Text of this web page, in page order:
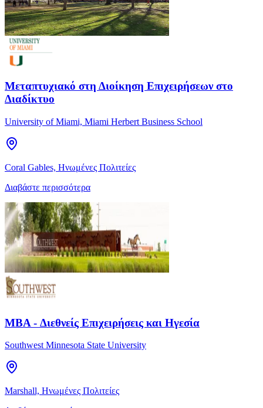
Μεταπτυχιακό στη Διοίκηση Επιχειρήσεων στο
Διαδίκτυο
University of Miami, Miami Herbert Business School
Coral Gables, Ηνωμένες Πολιτείες
Διαβάστε περισσότερα
MBA - Διεθνείς Επιχειρήσεις και Ηγεσία
Southwest Minnesota State University
Marshall, Ηνωμένες Πολιτείες